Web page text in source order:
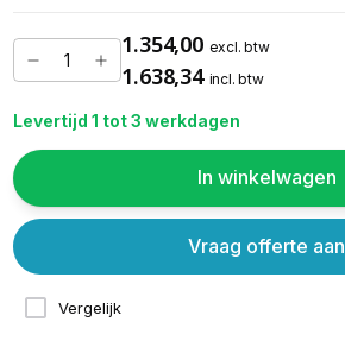
1.354,00 excl. btw
1.638,34 incl. btw
Levertijd 1 tot 3 werkdagen
In winkelwagen
Vergelijk
Vraag offerte aan